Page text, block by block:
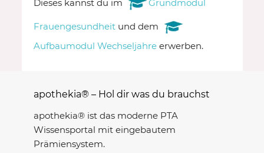
Dieses kannst du im Grundmodul
Frauengesundheit und dem
Aufbaumodul Wechseljahreerwerben.
apothekia® – Hol dir was du brauchst
apothekia® ist das moderne PTA
Wissensportal mit eingebautem
Prämiensystem.